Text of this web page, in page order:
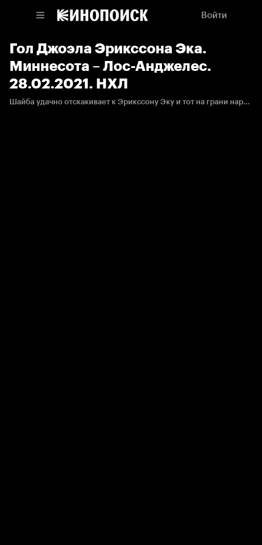
Войти
Гол Джоэла Эрикссона Эка.
Миннесота – Лос-Анджелес.
28.02.2021. НХЛ
Шайба удачно отскакивает к Эрикссону Эку и тот на грани нарушения переправляет её в ворота.